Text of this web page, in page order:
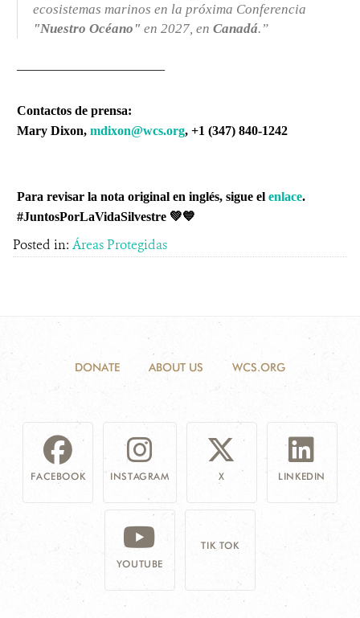
ecosistemas marinos en la próxima Conferencia
"Nuestro Océano" en 2027, en Canadá.”
Contactos de prensa:
Mary Dixon, mdixon@wcs.org, +1 (347) 840-1242
Para revisar la nota original en inglés, sigue el enlace.
#JuntosPorLaVidaSilvestre 💚💙
Posted in: Áreas Protegidas
DONATE ABOUT US WCS.ORG
FACEBOOK INSTAGRAM X LINKEDIN
YOUTUBE
TIK TOK